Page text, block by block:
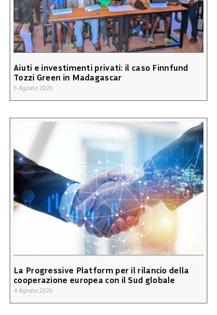
Aiuti e investimenti privati: il caso Finnfund
Tozzi Green in Madagascar
5 Agosto 2026
La Progressive Platform per il rilancio della
cooperazione europea con il Sud globale
4 Agosto 2026